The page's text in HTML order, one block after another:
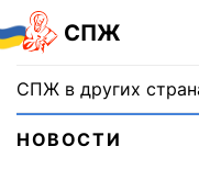
СПЖ
СПЖ в других
НОВОСТИ